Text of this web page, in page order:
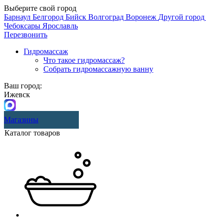
Выберите свой город
Барнаул Белгород Бийск Волгоград Воронеж Другой город
Чебоксары Ярославль
Перезвонить
Гидромассаж
Что такое гидромассаж?
Собрать гидромассажную ванну
Ваш город:
Ижевск
Магазины
Каталог товаров